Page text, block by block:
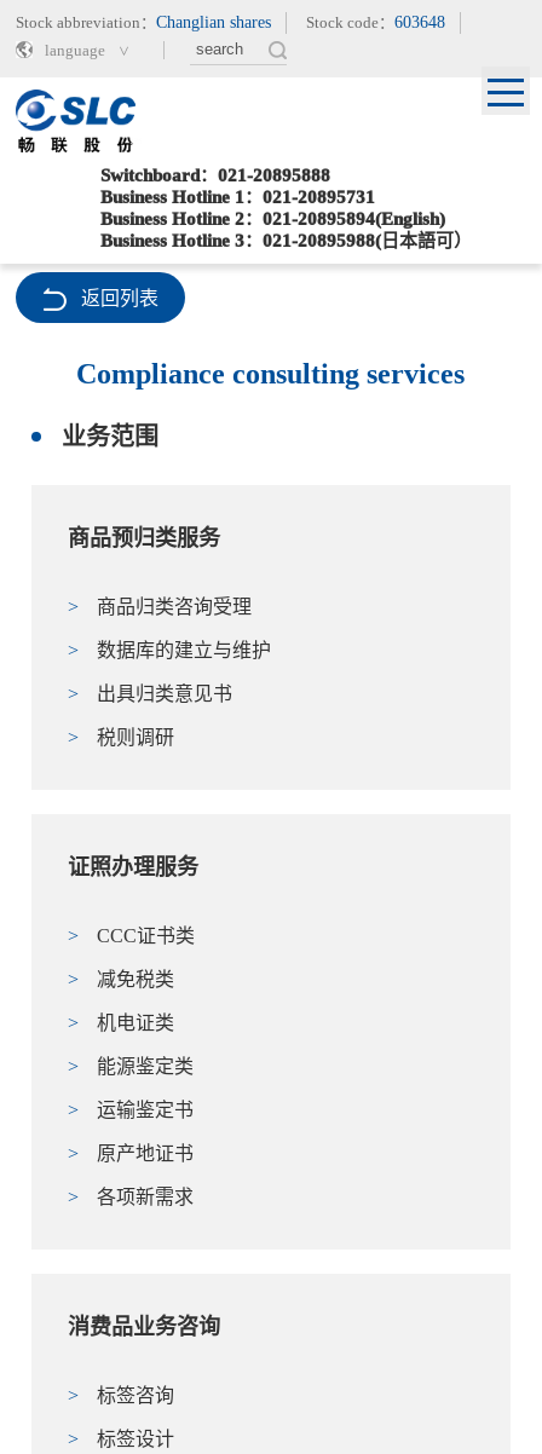
Stock abbreviation：Changlian shares Stock code：603648
language
Switchboard：021-20895888
Business Hotline 1：021-20895731
Business Hotline 2：021-20895894(English)
Business Hotline 3：021-20895988(日本語可）
Current location：Home>Service sector>
ComplianceConsultingServices
返回列表
Compliance consulting services
业务范围
商品预归类服务
> 商品归类咨询受理
> 数据库的建立与维护
> 出具归类意见书
> 税则调研
证照办理服务
> CCC证书类
> 减免税类
> 机电证类
> 能源鉴定类
> 运输鉴定书
> 原产地证书
> 各项新需求
消费品业务咨询
> 标签咨询
> 标签设计